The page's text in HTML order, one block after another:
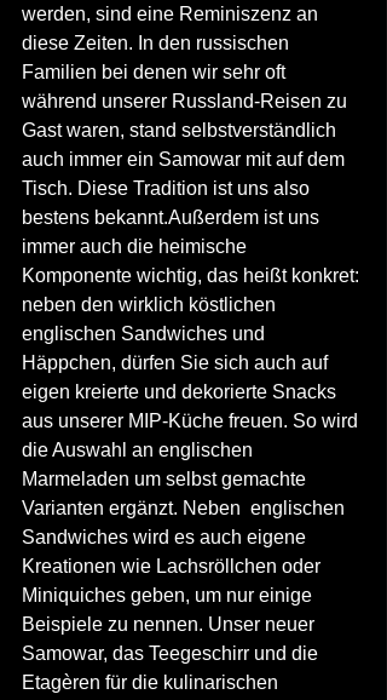
werden, sind eine Reminiszenz an
diese Zeiten. In den russischen
Familien bei denen wir sehr oft
während unserer Russland-Reisen zu
Gast waren, stand selbstverständlich
auch immer ein Samowar mit auf dem
Tisch. Diese Tradition ist uns also
bestens bekannt.Außerdem ist uns
immer auch die heimische
Komponente wichtig, das heißt konkret:
neben den wirklich köstlichen
englischen Sandwiches und
Häppchen, dürfen Sie sich auch auf
eigen kreierte und dekorierte Snacks
aus unserer MIP-Küche freuen. So wird
die Auswahl an englischen
Marmeladen um selbst gemachte
Varianten ergänzt. Neben  englischen
Sandwiches wird es auch eigene
Kreationen wie Lachsröllchen oder
Miniquiches geben, um nur einige
Beispiele zu nennen. Unser neuer
Samowar, das Teegeschirr und die
Etagèren für die kulinarischen